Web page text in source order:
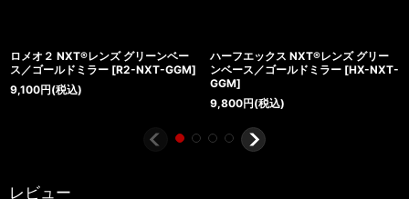
ロメオ２ NXT®レンズ グリーンベー
ス／ゴールドミラー [R2-NXT-GGM]
9,100円(税込)
ハーフエックス NXT®レンズ グリー
ンベース／ゴールドミラー [HX-NXT-
GGM]
9,800円(税込)
レビュー